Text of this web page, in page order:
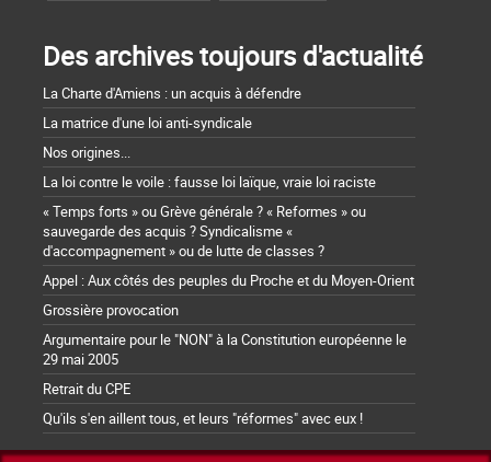
Des archives toujours d'actualité
La Charte d'Amiens : un acquis à défendre
La matrice d'une loi anti-syndicale
Nos origines...
La loi contre le voile : fausse loi laïque, vraie loi raciste
« Temps forts » ou Grève générale ? « Reformes » ou
sauvegarde des acquis ? Syndicalisme «
d'accompagnement » ou de lutte de classes ?
Appel : Aux côtés des peuples du Proche et du Moyen-Orient
Grossière provocation
Argumentaire pour le "NON" à la Constitution européenne le
29 mai 2005
Retrait du CPE
Qu'ils s'en aillent tous, et leurs "réformes" avec eux !